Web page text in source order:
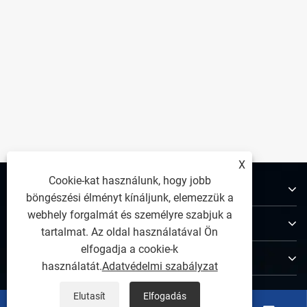
Rólunk
Termékek
Lépjen kapcsolatba velünk
KÖVESS MINKET
X
Cookie-kat használunk, hogy jobb
böngészési élményt kínáljunk, elemezzük a
webhely forgalmát és személyre szabjuk a
tartalmat. Az oldal használatával Ön
elfogadja a cookie-k
használatát.Adatvédelmi szabályzat
Elutasít Elfogadás